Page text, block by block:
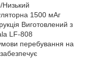
1500 мАг
Виготовлений з
LF-808
перебування на